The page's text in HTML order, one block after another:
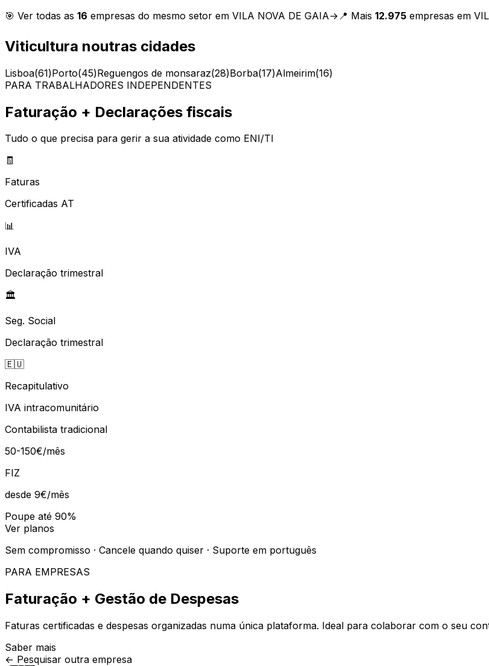
🎯 Ver todas as 16 empresas do mesmo setor em VILA NOVA DE GAIA→ 📍 Mais 12.975 empresas em
Viticultura noutras cidades
Lisboa(61)Porto(45)Reguengos de monsaraz(28)Borba(17)Almeirim(16)
PARA TRABALHADORES INDEPENDENTES
Faturação + Declarações fiscais
Tudo o que precisa para gerir a sua atividade como ENI/TI
🧾
Faturas
Certificadas AT
📊
IVA
Declaração trimestral
🏛️
Seg. Social
Declaração trimestral
🇪🇺
Recapitulativo
IVA intracomunitário
Contabilista tradicional
50-150€/mês
FIZ
desde 9€/mês
Poupe até 90%
Ver planos
Sem compromisso · Cancele quando quiser · Suporte em português
PARA EMPRESAS
Faturação + Gestão de Despesas
Faturas certificadas e despesas organizadas numa única plataforma. Ideal para colaborar com o seu
Saber mais
← Pesquisar outra empresa